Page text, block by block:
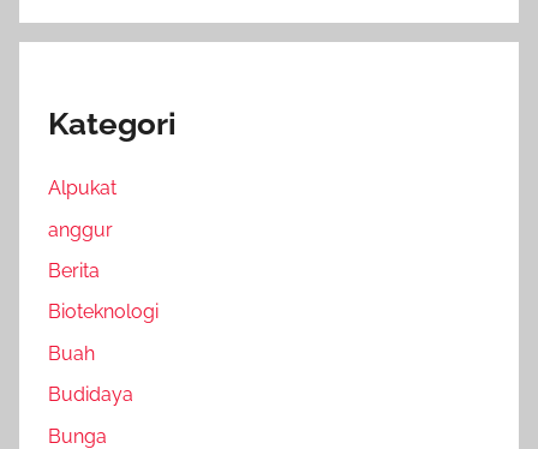
Kategori
Alpukat
anggur
Berita
Bioteknologi
Buah
Budidaya
Bunga